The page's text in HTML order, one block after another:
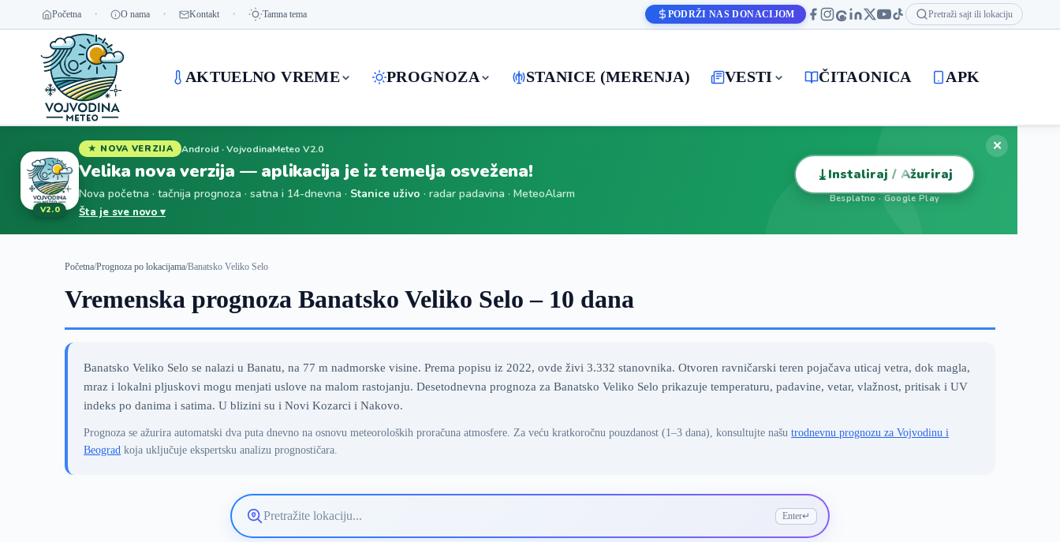
Početna O nama Kontakt Tamna tema PODRŽI NAS DONACIJOM Pretraži sajt ili lokaciju
AKTUELNO VREME PROGNOZA STANICE (MERENJA) VESTI ČITAONICA APK
V2.0
★ NOVA VERZIJA Android · VojvodinaMeteo V2.0
Velika nova verzija — aplikacija je iz temelja osvežena!
Nova početna · tačnija prognoza · satna i 14-dnevna · Stanice uživo · radar padavina · MeteoAlarm
Šta je sve novo ▾
⤓Instaliraj / Ažuriraj
Besplatno · Google Play
✕
Početna/Prognoza po lokacijama/Banatsko Veliko Selo
Vremenska prognoza Banatsko Veliko Selo – 10 dana
Banatsko Veliko Selo se nalazi u Banatu, na 77 m nadmorske visine. Prema popisu iz 2022, ovde živi 3.332 stanovnika. Otvoren ravničarski teren pojačava uticaj vetra, dok magla,
mraz i lokalni pljuskovi mogu menjati uslove na malom rastojanju. Desetodnevna prognoza za Banatsko Veliko Selo prikazuje temperaturu, padavine, vetar, vlažnost, pritisak i UV
indeks po danima i satima. U blizini su i Novi Kozarci i Nakovo.
Prognoza se ažurira automatski dva puta dnevno na osnovu meteoroloških proračuna atmosfere. Za veću kratkoročnu pouzdanost (1–3 dana), konsultujte našutrodnevnu prognozu za Vojvodinu i
Beograd koja uključuje ekspertsku analizu prognostičara.
Pretražite
lokaciju
Enter↵